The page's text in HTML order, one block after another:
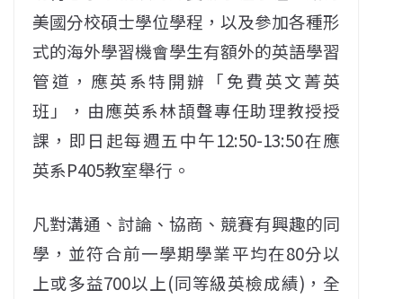
美國分校碩士學位學程，以及參加各種形
式的海外學習機會學生有額外的英語學習
管道，應英系特開辦「免費英文菁英
班」，由應英系林頡聲專任助理教授授
課，即日起每週五中午12:50-13:50在應
英系P405教室舉行。
凡對溝通、討論、協商、競賽有興趣的同
學，並符合前一學期學業平均在80分以
上或多益700以上(同等級英檢成績)，全